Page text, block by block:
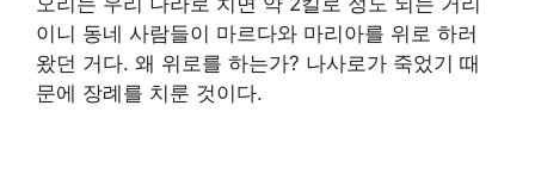
이니 동네 사람들이 마르다와 마리아를 위로 하러
왔던 거다. 왜 위로를 하는가? 나사로가 죽었기 때
문에 장례를 치룬 것이다.